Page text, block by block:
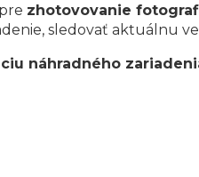
zhotovovanie
sledovať aktuálnu
náhradného